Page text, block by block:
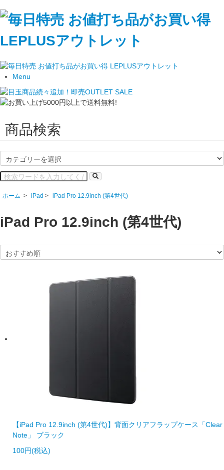
Menu
商品検索
ホーム > iPad > iPad Pro 12.9inch (第4世代)
iPad Pro 12.9inch (第4世代)
【iPad Pro 12.9inch (第4世代)】背面クリアフラップケース「Clear
Note」 ブラック
100円(税込)